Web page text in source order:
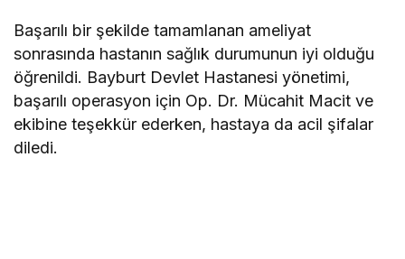
Başarılı bir şekilde tamamlanan ameliyat
sonrasında hastanın sağlık durumunun iyi olduğu
öğrenildi. Bayburt Devlet Hastanesi yönetimi,
başarılı operasyon için Op. Dr. Mücahit Macit ve
ekibine teşekkür ederken, hastaya da acil şifalar
diledi.